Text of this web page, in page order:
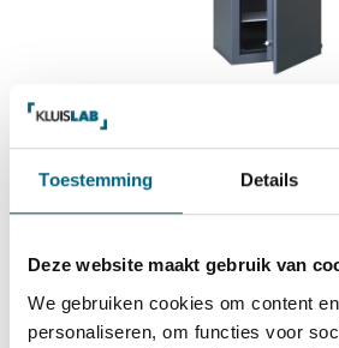
Toestemming Details
Deze website maakt gebruik van
We gebruiken cookies om content
personaliseren, om functies voor
Chubbsafes
Chubbsafes Trident G6 595 EX
28.879,-
Op voorraad: .